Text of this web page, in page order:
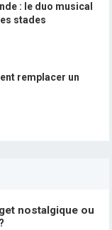
: le duo musical
stades
remplacer un
nostalgique ou